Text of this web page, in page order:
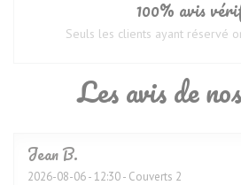
Les avis de
JeanB
2026-08-06- 12:30 - Couverts 2
100% avis
Seuls les clients ayant réservé